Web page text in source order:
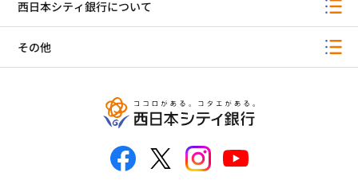
西日本シティ銀行について
その他